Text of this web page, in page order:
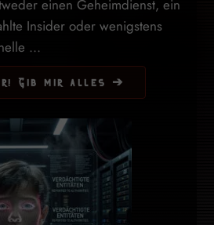
einen Geheimdienst, ein
Insider oder wenigstens
...
Gib mir alles ➔